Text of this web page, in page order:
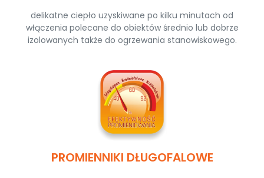
delikatne ciepło uzyskiwane po kilku minutach od
włączenia polecane do obiektów średnio lub dobrze
izolowanych także do ogrzewania stanowiskowego.
PROMIENNIKI DŁUGOFALOWE